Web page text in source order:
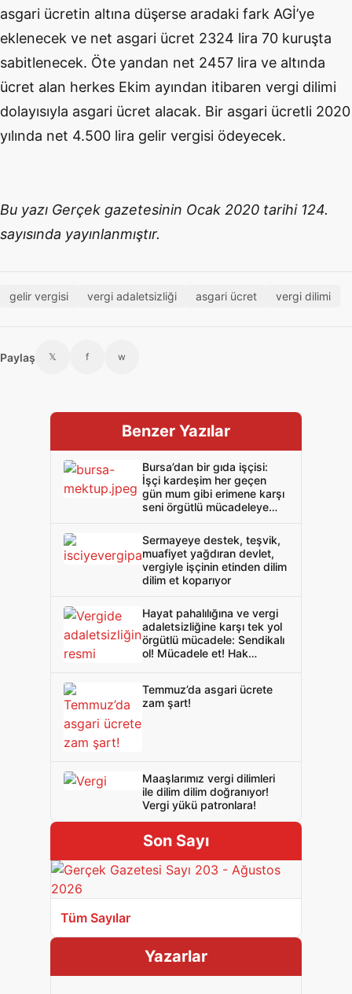
asgari ücretin altına düşerse aradaki fark AGİ’ye
eklenecek ve net asgari ücret 2324 lira 70 kuruşta
sabitlenecek. Öte yandan net 2457 lira ve altında
ücret alan herkes Ekim ayından itibaren vergi dilimi
dolayısıyla asgari ücret alacak. Bir asgari ücretli 2020
yılında net 4.500 lira gelir vergisi ödeyecek.
Bu yazı Gerçek gazetesinin Ocak 2020 tarihi 124.
sayısında yayınlanmıştır.
gelir vergisi vergi adaletsizliği asgari ücret vergi dilimi
Paylaş 𝕏 f w
Benzer Yazılar
Bursa’dan bir gıda işçisi:
İşçi kardeşim her geçen
gün mum gibi erimene karşı
seni örgütlü mücadeleye
Sermayeye destek, teşvik,
muafiyet yağdıran devlet,
vergiyle işçinin etinden dilim
dilim et koparıyor
Hayat pahalılığına ve vergi
adaletsizliğine karşı tek yol
örgütlü mücadele: Sendikalı
ol! Mücadele et! Hak
Temmuz’da asgari ücrete
zam şart!
Maaşlarımız vergi dilimleri
ile dilim dilim doğranıyor!
Vergi yükü patronlara!
Son Sayı
Tüm Sayılar
Yazarlar